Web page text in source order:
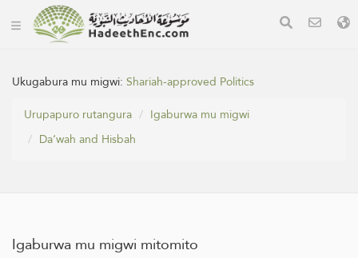
Ukugabura mu migwi:Shariah-approved Politics
Urupapuro rutangura
Igaburwa mu migwi
Da‘wah and Hisbah
Igaburwa mu migwi mitomito